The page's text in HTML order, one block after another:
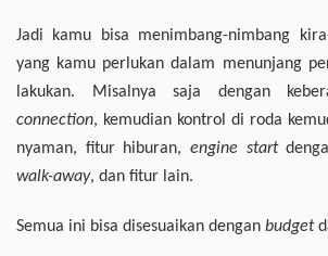
Jadi kamu bisa menimbang-nimbang
yang kamu perlukan dalam menunjang
lakukan. Misalnya saja dengan
connection, kemudian kontrol di roda
nyaman, fitur hiburan, engine start
walk-away, dan fitur lain.
Semua ini bisa disesuaikan dengan budget